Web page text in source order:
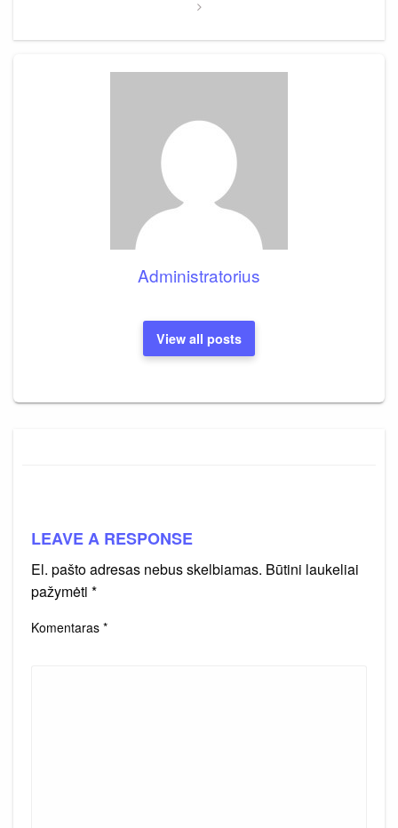
Administratorius
View all posts
LEAVE A RESPONSE
El. pašto adresas nebus skelbiamas. Būtini laukeliai
pažymėti *
Komentaras *